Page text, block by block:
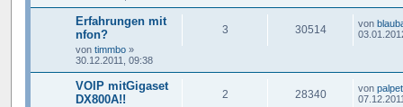
Erfahrungen mit
nfon?
von timmbo »
30.12.2011, 09:38
3 30514 von
VOIP mitGigaset
DX800A!!
2 28340 von